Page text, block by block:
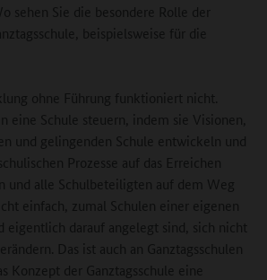
sehen Sie die besondere Rolle der
beispielsweise für die
ohne Führung funktioniert nicht.
eine Schule steuern, indem sie Visionen,
und gelingenden Schule entwickeln und
Prozesse auf das Erreichen
und alle Schulbeteiligten auf dem Weg
einfach, zumal Schulen einer eigenen
eigentlich darauf angelegt sind, sich nicht
Das ist auch an Ganztagsschulen
Konzept der Ganztagsschule eine